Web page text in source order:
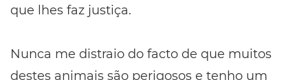
que lhes faz justiça.
Nunca me distraio do facto de que muitos
destes animais são perigosos e tenho um